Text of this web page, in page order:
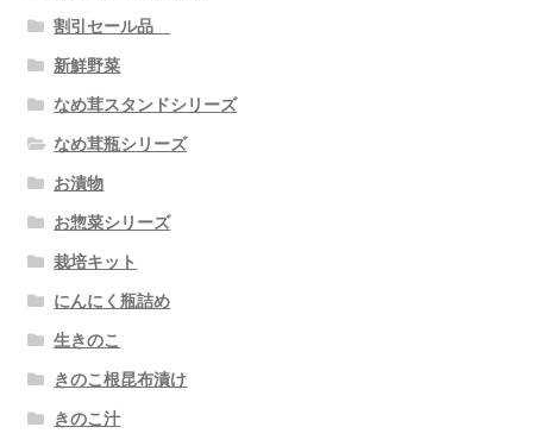
割引セール品
新鮮野菜
なめ茸スタンドシリーズ
なめ茸瓶シリーズ
お漬物
お惣菜シリーズ
栽培キット
にんにく瓶詰め
生きのこ
きのこ根昆布漬け
きのこ汁